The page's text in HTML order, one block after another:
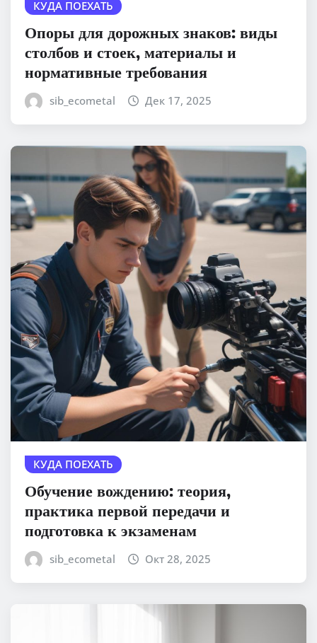
КУДА ПОЕХАТЬ
Опоры для дорожных знаков: виды
столбов и стоек, материалы и
нормативные требования
sib_ecometal Дек 17, 2025
КУДА ПОЕХАТЬ
Обучение вождению: теория,
практика первой передачи и
подготовка к экзаменам
sib_ecometal Окт 28, 2025